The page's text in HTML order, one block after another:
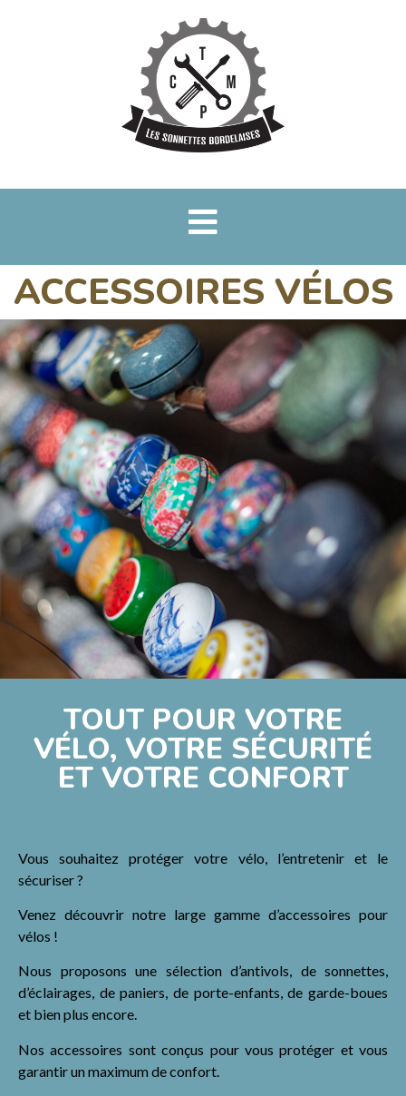
ACCESSOIRES VÉLOS
TOUT POUR VOTRE
VÉLO, VOTRE SÉCURITÉ
ET VOTRE CONFORT
Vous souhaitez protéger votre vélo, l’entretenir et le
sécuriser ?
Venez découvrir notre large gamme d’accessoires pour
vélos !
Nous proposons une sélection d’antivols, de sonnettes,
d’éclairages, de paniers, de porte-enfants, de garde-boues
et bien plus encore.
Nos accessoires sont conçus pour vous protéger et vous
garantir un maximum de confort.